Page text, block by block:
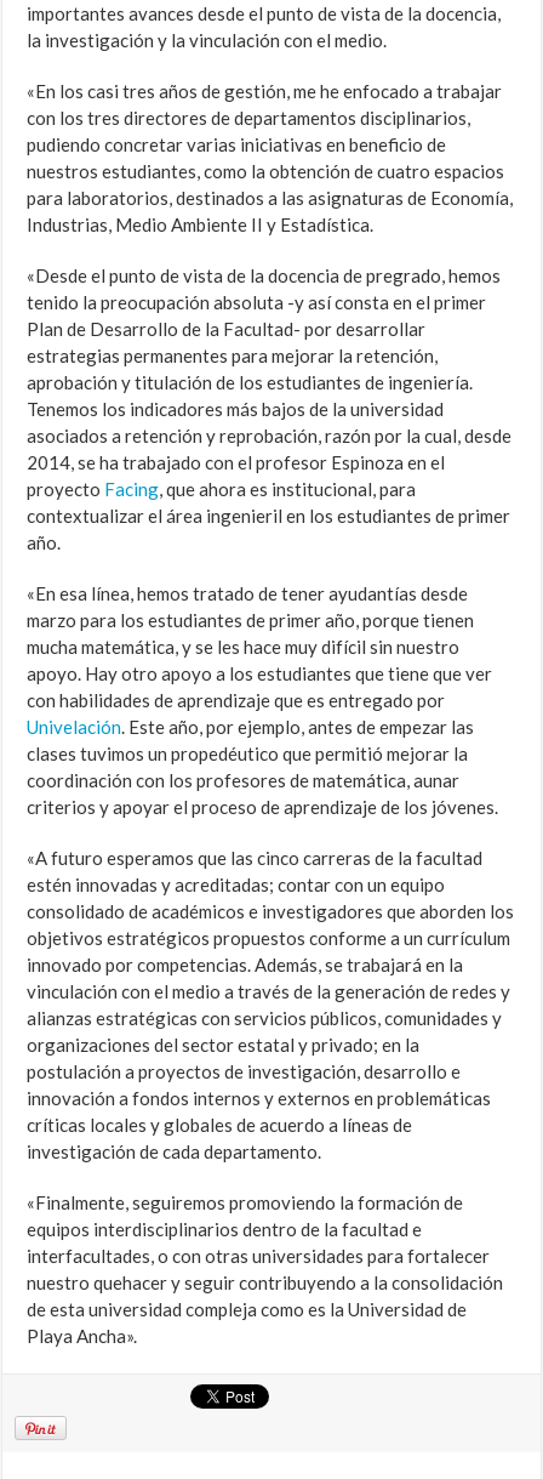
importantes avances desde el punto de vista de la docencia,
la investigación y la vinculación con el medio.
«En los casi tres años de gestión, me he enfocado a trabajar
con los tres directores de departamentos disciplinarios,
pudiendo concretar varias iniciativas en beneficio de
nuestros estudiantes, como la obtención de cuatro espacios
para laboratorios, destinados a las asignaturas de Economía,
Industrias, Medio Ambiente II y Estadística.
«Desde el punto de vista de la docencia de pregrado, hemos
tenido la preocupación absoluta -y así consta en el primer
Plan de Desarrollo de la Facultad- por desarrollar
estrategias permanentes para mejorar la retención,
aprobación y titulación de los estudiantes de ingeniería.
Tenemos los indicadores más bajos de la universidad
asociados a retención y reprobación, razón por la cual, desde
2014, se ha trabajado con el profesor Espinoza en el
proyecto Facing, que ahora es institucional, para
contextualizar el área ingenieril en los estudiantes de primer
año.
«En esa línea, hemos tratado de tener ayudantías desde
marzo para los estudiantes de primer año, porque tienen
mucha matemática, y se les hace muy difícil sin nuestro
apoyo. Hay otro apoyo a los estudiantes que tiene que ver
con habilidades de aprendizaje que es entregado por
Univelación. Este año, por ejemplo, antes de empezar las
clases tuvimos un propedéutico que permitió mejorar la
coordinación con los profesores de matemática, aunar
criterios y apoyar el proceso de aprendizaje de los jóvenes.
«A futuro esperamos que las cinco carreras de la facultad
estén innovadas y acreditadas; contar con un equipo
consolidado de académicos e investigadores que aborden los
objetivos estratégicos propuestos conforme a un currículum
innovado por competencias. Además, se trabajará en la
vinculación con el medio a través de la generación de redes y
alianzas estratégicas con servicios públicos, comunidades y
organizaciones del sector estatal y privado; en la
postulación a proyectos de investigación, desarrollo e
innovación a fondos internos y externos en problemáticas
críticas locales y globales de acuerdo a líneas de
investigación de cada departamento.
«Finalmente, seguiremos promoviendo la formación de
equipos interdisciplinarios dentro de la facultad e
interfacultades, o con otras universidades para fortalecer
nuestro quehacer y seguir contribuyendo a la consolidación
de esta universidad compleja como es la Universidad de
Playa Ancha».